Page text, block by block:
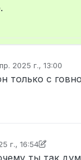
2025 г., 13:00
только с
г., 16:54
кто-то
ты так